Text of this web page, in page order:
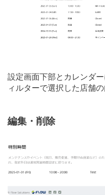
設定画面下部とカレンダ
ィルターで選択した店舗
編集・削除